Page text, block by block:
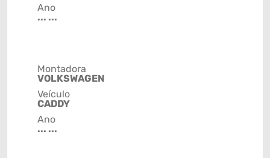
Ano
... ...
Montadora
VOLKSWAGEN
Veículo
CADDY
Ano
... ...